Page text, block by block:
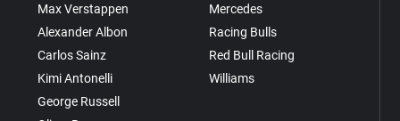
Max Verstappen
Alexander Albon
Carlos Sainz
Kimi Antonelli
George Russell
Mercedes
Racing Bulls
Red Bull Racing
Williams